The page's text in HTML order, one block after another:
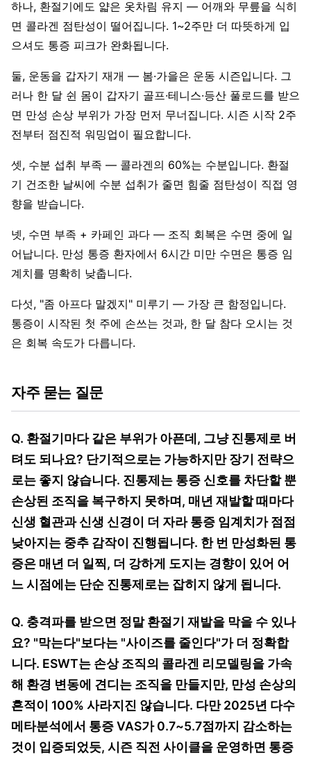
하나, 환절기에도 얇은 옷차림 유지 — 어깨와 무릎을 식히
면 콜라겐 점탄성이 떨어집니다. 1~2주만 더 따뜻하게 입
으셔도 통증 피크가 완화됩니다.
둘, 운동을 갑자기 재개 — 봄·가을은 운동 시즌입니다. 그
러나 한 달 쉰 몸이 갑자기 골프·테니스·등산 풀로드를 받으
면 만성 손상 부위가 가장 먼저 무너집니다. 시즌 시작 2주
전부터 점진적 워밍업이 필요합니다.
셋, 수분 섭취 부족 — 콜라겐의 60%는 수분입니다. 환절
기 건조한 날씨에 수분 섭취가 줄면 힘줄 점탄성이 직접 영
향을 받습니다.
넷, 수면 부족 + 카페인 과다 — 조직 회복은 수면 중에 일
어납니다. 만성 통증 환자에서 6시간 미만 수면은 통증 임
계치를 명확히 낮춥니다.
다섯, "좀 아프다 말겠지" 미루기 — 가장 큰 함정입니다.
통증이 시작된 첫 주에 손쓰는 것과, 한 달 참다 오시는 것
은 회복 속도가 다릅니다.
자주 묻는 질문
Q. 환절기마다 같은 부위가 아픈데, 그냥 진통제로 버
텨도 되나요? 단기적으로는 가능하지만 장기 전략으
로는 좋지 않습니다. 진통제는 통증 신호를 차단할 뿐
손상된 조직을 복구하지 못하며, 매년 재발할 때마다
신생 혈관과 신생 신경이 더 자라 통증 임계치가 점점
낮아지는 중추 감작이 진행됩니다. 한 번 만성화된 통
증은 매년 더 일찍, 더 강하게 도지는 경향이 있어 어
느 시점에는 단순 진통제로는 잡히지 않게 됩니다.
Q. 충격파를 받으면 정말 환절기 재발을 막을 수 있나
요? "막는다"보다는 "사이즈를 줄인다"가 더 정확합
니다. ESWT는 손상 조직의 콜라겐 리모델링을 가속
해 환경 변동에 견디는 조직을 만들지만, 만성 손상의
흔적이 100% 사라지진 않습니다. 다만 2025년 다수
메타분석에서 통증 VAS가 0.7~5.7점까지 감소하는
것이 입증되었듯, 시즌 직전 사이클을 운영하면 통증